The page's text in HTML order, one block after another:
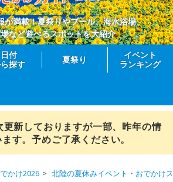
が満載！夏祭りやプール、海水浴場、
など遊べるスポットを大紹介
日付
探す
夏祭り
イベント
ランキング
新しておりますが一部、昨年の情
す。予めご了承ください。
かけ2026 北陸の夏休みイベント・おでかけ